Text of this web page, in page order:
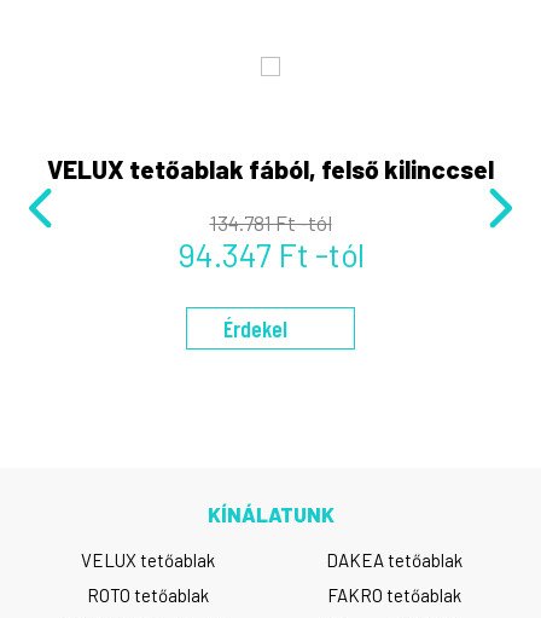
VELUX tetőablak fából, felső kilinccsel
134.781 Ft -tól
94.347 Ft -tól
Érdekel
KÍNÁLATUNK
VELUX tetőablak
DAKEA tetőablak
ROTO tetőablak
FAKRO tetőablak